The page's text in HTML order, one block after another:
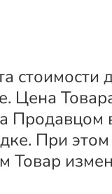
стоимости
Цена
Продавцом
При
Товар